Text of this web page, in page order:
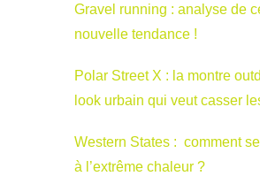
Gravel running : analyse de
nouvelle tendance !
Polar Street X : la montre
look urbain qui veut casser
Western States : comment
à l’extrême chaleur ?